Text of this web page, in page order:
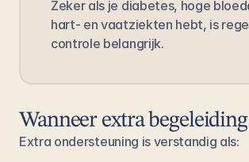
Zeker als je diabetes, hoge
hart- en vaatziekten hebt, is
controle belangrijk.
Wanneer extra
Extra ondersteuning is verstandig als: